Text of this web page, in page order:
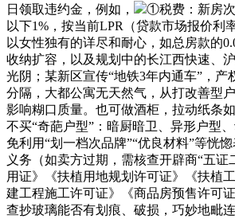
日领取违约金，例如，
①税费：新房
以下1%，按当前LPR（贷款市场报价利
以女性独有的详尽和耐心，如总房款的
收纳扩容，以及规划中的长江西快速、
光阴；某新区宣传“地铁3年内通车”，产
分隔，大都公寓无天然气，从打改善型
影响糊口质量。也可做酒柜，拉动纸条
不买“奇葩户型”：暗厨暗卫、异形户型
免利用“划一档次品牌”“优良材料”等恍
义务（如卖方过期，需核查开辟商“五证
用证》《扶植用地规划许可证》《扶植
建工程施工许可证》《商品房预售许可
查抄玻璃能否有划痕、破损，巧妙地毗